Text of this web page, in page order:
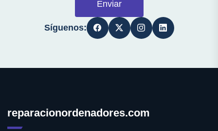
Enviar
Síguenos:
reparacionordenadores.com